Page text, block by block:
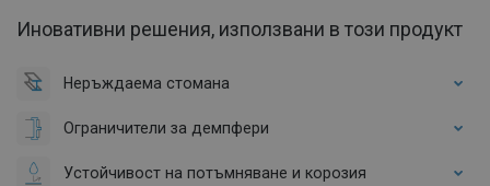
Иновативни решения, използвани в този продукт
Неръждаема стомана
Ограничители за демпфери
Устойчивост на потъмняване и корозия